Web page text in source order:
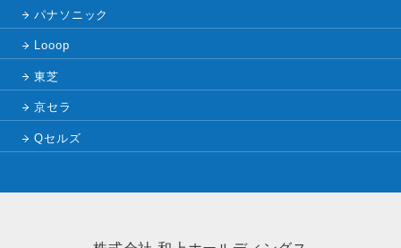
パナソニック
Looop
東芝
京セラ
Qセルズ